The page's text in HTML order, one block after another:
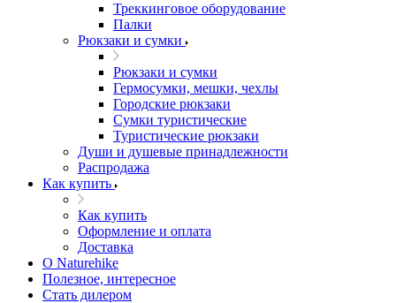
Треккинговое оборудование
Палки
Рюкзаки и сумки
Рюкзаки и сумки
Гермосумки, мешки, чехлы
Городские рюкзаки
Сумки туристические
Туристические рюкзаки
Души и душевые принадлежности
Распродажа
Как купить
Как купить
Оформление и оплата
Доставка
О Naturehike
Полезное, интересное
Стать дилером